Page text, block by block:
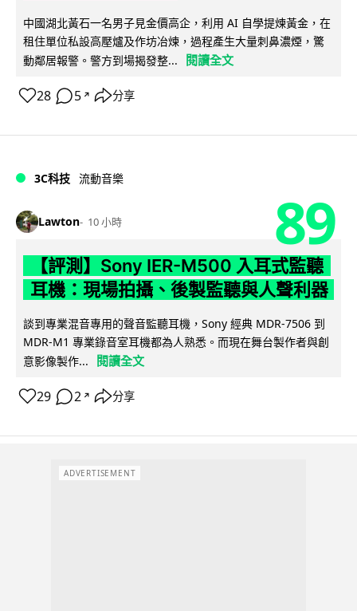
中國湖北黃石一名男子見金價高企，利用 AI 自學提煉黃金，在
租住單位私設高壓爐及作坊冶煉，過程產生大量刺鼻濃煙，驚
動鄰居報警。警方到場揭發整...
閱讀全文
28 5 ↗ 分享
3C科技 流動音樂
Lawton 10 小時 89
【評測】Sony IER-M500 入耳式監聽
耳機：現場拍攝、後製監聽與人聲利器
談到專業混音專用的聲音監聽耳機，Sony 經典 MDR-7506 到
MDR-M1 專業錄音室耳機都為人熟悉。而現在舞台製作者與創
意影像製作...
閱讀全文
29 2 ↗ 分享
ADVERTISEMENT